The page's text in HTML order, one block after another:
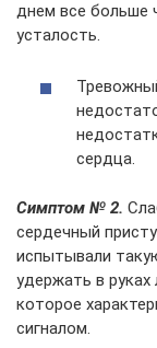
днем все больше
усталость.
сердца.
Симптом № 2.
сердечный
испытывали
удержать в
которое
сигналом.